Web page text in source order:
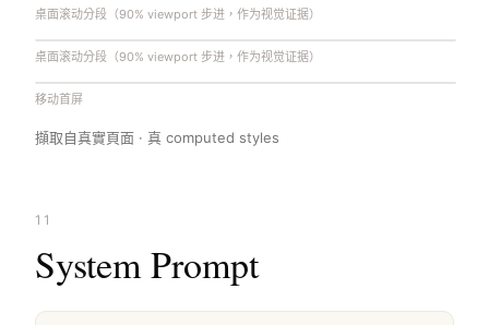
桌面滚动分段（90% viewport 步进，作为视觉证据）
桌面滚动分段（90% viewport 步进，作为视觉证据）
移动首屏
擷取自真實頁面 · 真 computed styles
11
System Prompt